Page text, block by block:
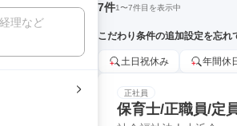
7件1〜7件目を表示中
こだわり条件の追加設定を忘れ
土日祝休み 年間休
正社員
保育士/正職員/定